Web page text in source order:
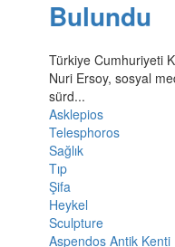
Bulundu
Türkiye Cumhuriyeti
Nuri Ersoy, sosyal
sürd...
Asklepios
Telesphoros
Sağlık
Tıp
Şifa
Heykel
Sculpture
Aspendos Antik Kenti